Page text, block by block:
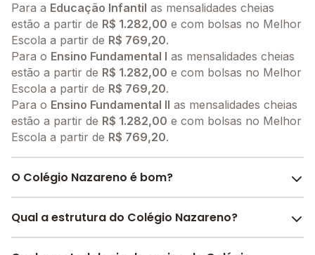
Para a Educação Infantil as mensalidades cheias
estão a partir de R$ 1.282,00 e com bolsas no Melhor
Escola a partir de R$ 769,20.
Para o Ensino Fundamental I as mensalidades cheias
estão a partir de R$ 1.282,00 e com bolsas no Melhor
Escola a partir de R$ 769,20.
Para o Ensino Fundamental II as mensalidades cheias
estão a partir de R$ 1.282,00 e com bolsas no Melhor
Escola a partir de R$ 769,20.
O Colégio Nazareno é bom?
O Colégio Nazareno é bem avaliado por pais, alunos e
Qual a estrutura do Colégio Nazareno?